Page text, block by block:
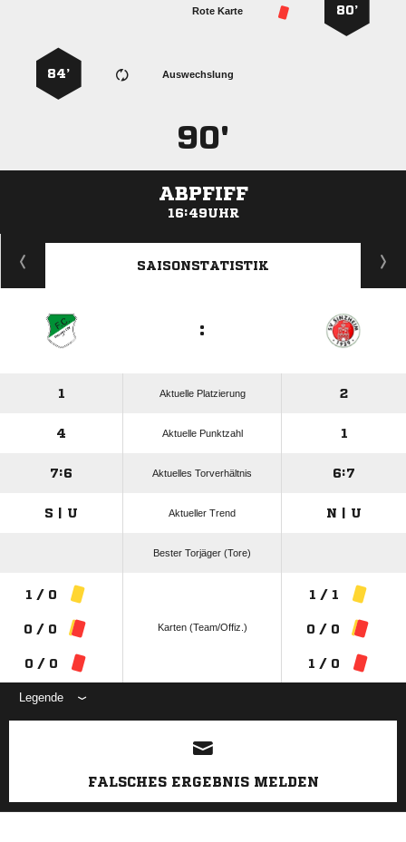
80’
Rote Karte
Auswechslung
84’
90'
ABPFIFF
16:49UHR
ANZEIGE
SAISONSTATISTIK
:
1 Aktuelle Platzierung 2
4 Aktuelle Punktzahl 1
7:6 Aktuelles Torverhältnis 6:7
S | U Aktueller Trend N | U
Bester Torjäger (Tore)
1 / 0
0 / 0
0 / 0
Karten (Team/Offiz.)
1 / 1
0 / 0
1 / 0
Legende
ANZEIGE
FALSCHES ERGEBNIS MELDEN